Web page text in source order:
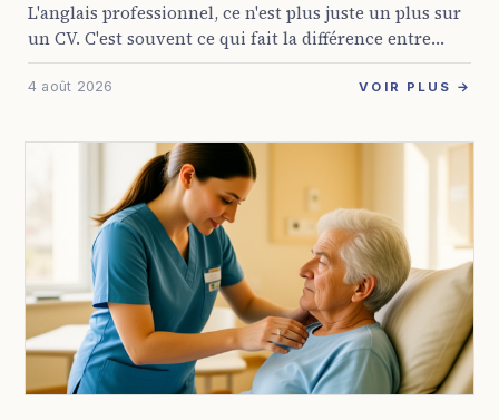
L'anglais professionnel, ce n'est plus juste un plus sur
un CV. C'est souvent ce qui fait la différence entre
rester bloqué dans son poste et décrocher une mission
internationale, animer ...
4 août 2026 VOIR PLUS →